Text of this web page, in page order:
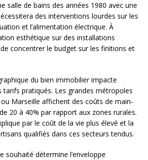
salle de bains des années 1980 avec une
des interventions lourdes sur les
et l’alimentation électrique. À
esthétique sur des installations
concentrer le budget sur les finitions et
du bien immobilier impacte
tarifs pratiqués. Les grandes métropoles
Marseille affichent des coûts de main-
20 à 40% par rapport aux zones rurales.
par le coût de la vie plus élevé et la
qualifiés dans ces secteurs tendus.
souhaité détermine l’enveloppe